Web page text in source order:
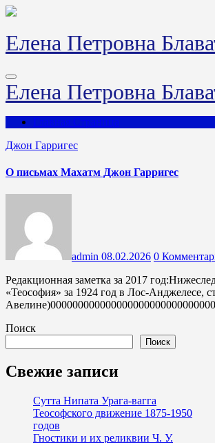
Перейти
содержимому
Елена Петровна
Елена Петровна
Главная Страница
Джон Гарригес
О письмах Махатм Джон Гарригес
admin 08.02.2026 0
Редакционная заметка за 2017 год:Нижеследующий текст был впервые опубликован в мартовском номере журнала
«Теософия» за 1924 год в Лос-Анджелесе,
Поиск
Поиск
Свежие записи
Сутта Нипата Урага-вагга
Теософского движение 1875-1950
годов
Гностики и их реликвии Ч. У.